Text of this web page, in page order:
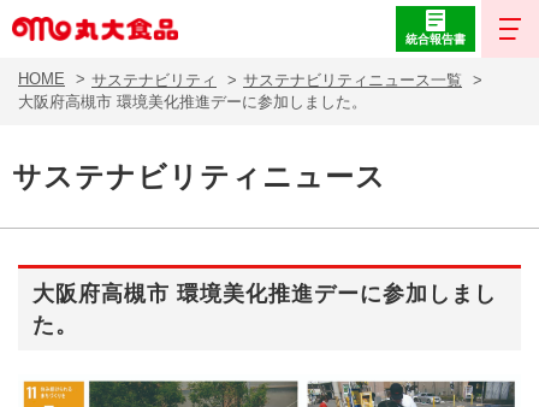
統合報告書
HOME サステナビリティ
サステナビリティニュース一覧
大阪府高槻市 環境美化推進デーに参加しました。
サステナビリティニュース
大阪府高槻市 環境美化推進デーに参加しまし
た。